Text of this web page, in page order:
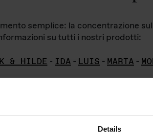
Details
semplice: la concentrazione
su tutti i nostri prodotti:
& HILDE - IDA - LUIS - MARTA -